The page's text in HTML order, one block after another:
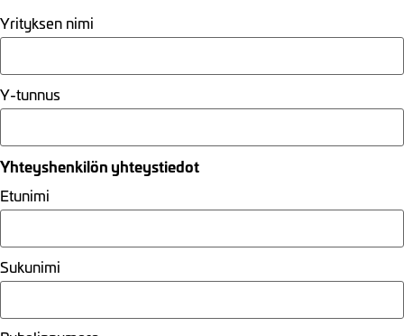
Yrityksen nimi
Y-tunnus
Yhteyshenkilön yhteystiedot
Etunimi
Sukunimi